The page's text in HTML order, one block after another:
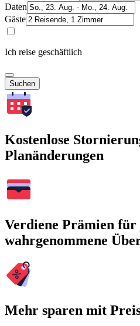
Daten
Gäste
Ich reise geschäftlich
Suchen
Kostenlose
Planänderungen
Verdiene Prämien für
wahrgenommene
Mehr sparen mit